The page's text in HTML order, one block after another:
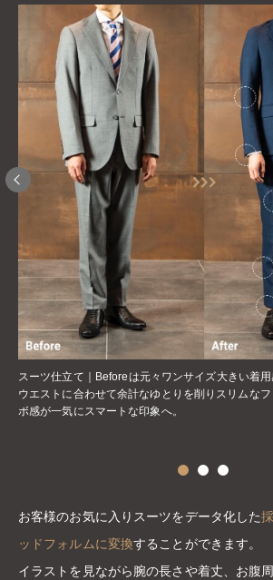
スーツ仕立て｜Beforeは元々ワンサイズ大きい着用
ウエストに合わせて余計なゆとりを削りスリムな
ボ感が一気にスマートな印象へ。
お客様のお気に入りスーツをデータ化した
ッドフォルムに変換することができます。
イラストを見ながら腕の長さや着丈、お腹